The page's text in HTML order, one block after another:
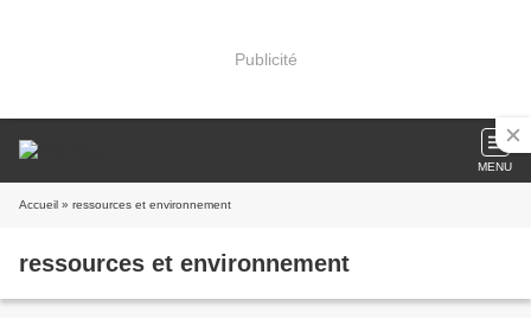
Publicité
MENU
Accueil » ressources et environnement
ressources et environnement